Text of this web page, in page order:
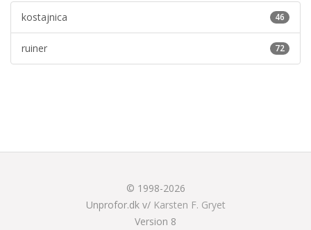
46
kostajnica
72
ruiner
© 1998-2026
Unprofor.dk v/ Karsten F. Gryet
Version 8